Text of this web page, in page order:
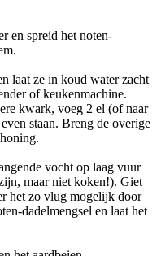
en spreid het noten-
laat ze in koud water zacht
of keukenmachine.
kwark, voeg 2 el (of naar
staan. Breng de overige
vocht op laag vuur
maar niet koken!). Giet
het zo vlug mogelijk door
dadelmengsel en laat het